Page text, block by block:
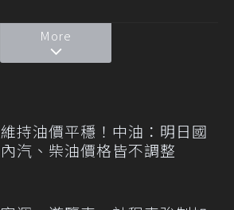
More
維持油價平穩！中油：明日國
內汽、柴油價格皆不調整